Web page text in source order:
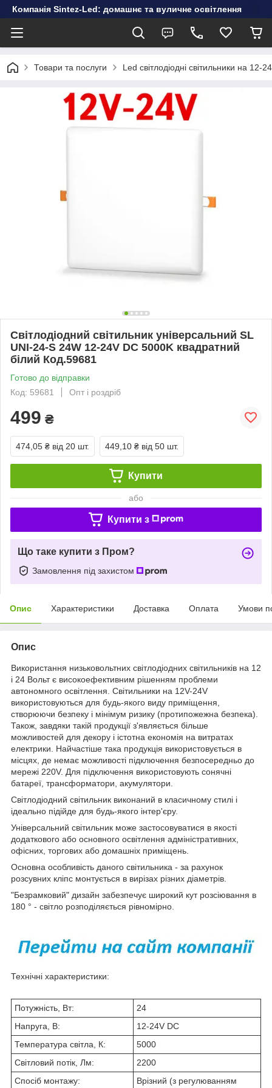
Компанія Sintez-Led: домашнє та вуличне освітлення
Товари та послуги Led світлодіодні світильники на 12-
Світлодіодний світильник універсальний SL
UNI-24-S 24W 12-24V DC 5000K квадратний
білий Код.59681
Готово до відправки
Код: 59681
Опт і роздріб
499 ₴
474,05 ₴ від 20 шт. 449,10 ₴ від 50 шт.
Купити
або
Купити з
Що таке купити з Пром?
Замовлення під захистом
Опис Характеристики Доставка Оплата Умови
Опис
Використання низьковольтних світлодіодних світильників на 12
і 24 Вольт є високоефективним рішенням проблеми
автономного освітлення. Світильники на 12V-24V
використовуються для будь-якого виду приміщення,
створюючи безпеку і мінімум ризику (протипожежна безпека).
Також, завдяки такій продукції з'являється більше
можливостей для декору і істотна економія на витратах
електрики. Найчастіше така продукція використовується в
місцях, де немає можливості підключення безпосередньо до
мережі 220V. Для підключення використовують сонячні
батареї, трансформатори, акумулятори.
Світлодіодний світильник виконаний в класичному стилі і
ідеально підійде для будь-якого інтер'єру.
Універсальний світильник може застосовуватися в якості
додаткового або основного освітлення адміністративних,
офісних, торгових або домашніх приміщень.
Основна особливість даного світильника - за рахунок
розсувних кліпс монтується в вирізах різних діаметрів.
"Безрамковий" дизайн забезпечує широкий кут розсіювання в
180 ° - світло розподіляється рівномірно.
Технічні характеристики:
Потужність, Вт:
24
Напруга, В:
12-24V DC
Температура світла, К:
5000
Світловий потік, Лм:
2200
Спосіб монтажу:
Врізний (з регулюванням